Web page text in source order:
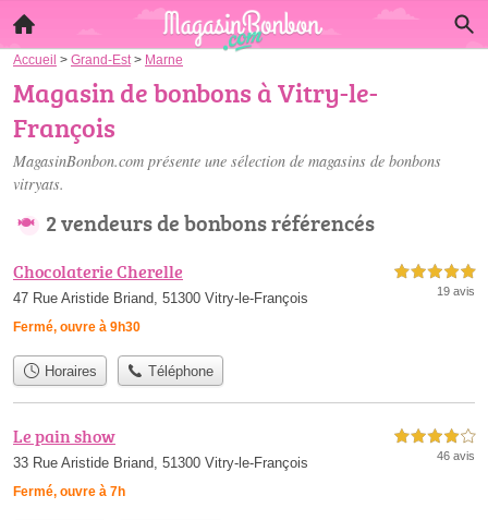
Accueil > Grand-Est > Marne
Magasin de bonbons à Vitry-le-
François
MagasinBonbon.com présente une sélection de magasins de bonbons
vitryats.
2 vendeurs de bonbons référencés
Chocolaterie Cherelle
47 Rue Aristide Briand, 51300 Vitry-le-François
Fermé, ouvre à 9h30
5,0 étoiles sur 5
19 avis
Horaires Téléphone
Le pain show
33 Rue Aristide Briand, 51300 Vitry-le-François
Fermé, ouvre à 7h
4,0 étoiles sur 5
46 avis